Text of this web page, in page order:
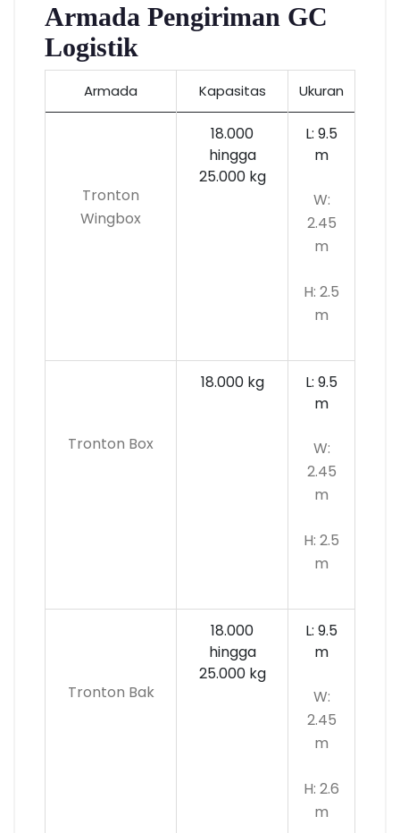
Armada Pengiriman GC
Logistik
Armada Kapasitas Ukuran
Tronton
Wingbox
18.000
hingga
25.000 kg
L: 9.5
m
W:
2.45
m
H: 2.5
m
Tronton Box
18.000 kg
L: 9.5
m
W:
2.45
m
H: 2.5
m
Tronton Bak
18.000
hingga
25.000 kg
L: 9.5
m
W:
2.45
m
H: 2.6
m